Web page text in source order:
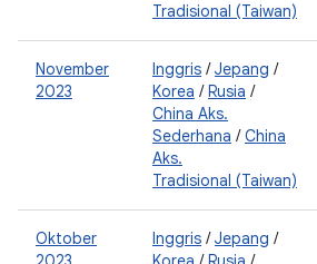
Tradisional (Taiwan)
November
2023
Inggris /Jepang /
Korea /Rusia /
China Aks.
Sederhana /China
Aks.
Tradisional (Taiwan)
Oktober
Inggris /Jepang /